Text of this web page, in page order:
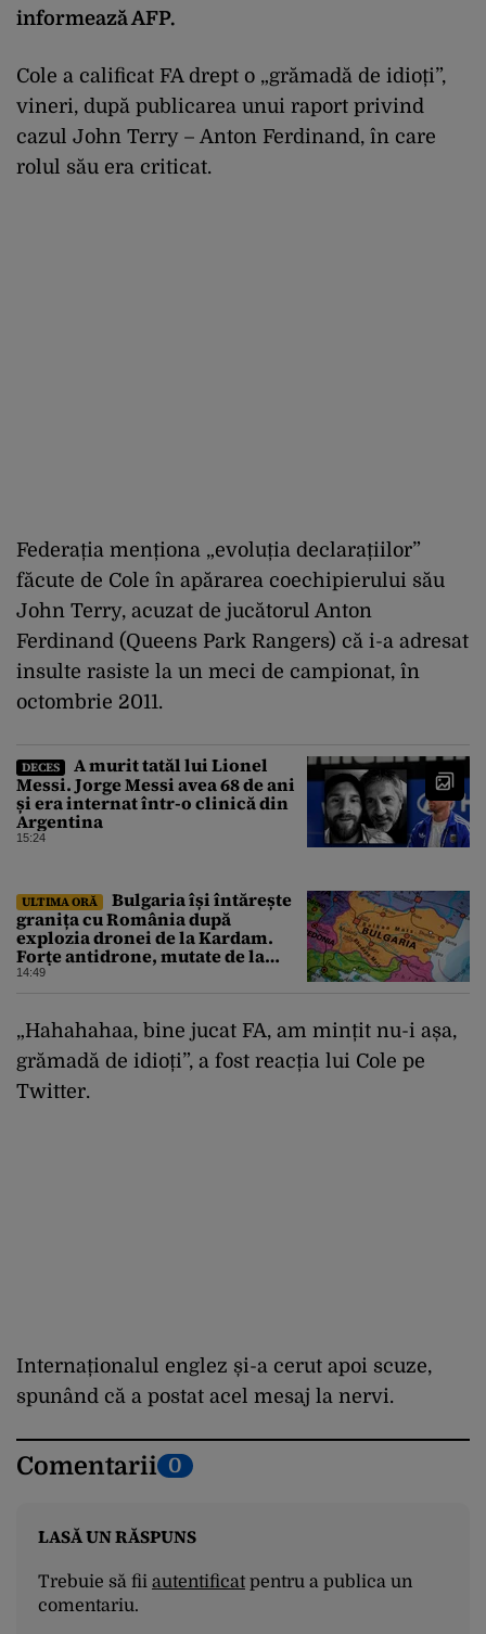
informează AFP.
Cole a calificat FA drept o „grămadă de idioți”,
vineri, după publicarea unui raport privind
cazul John Terry – Anton Ferdinand, în care
rolul său era criticat.
Federația menționa „evoluția declarațiilor”
făcute de Cole în apărarea coechipierului său
John Terry, acuzat de jucătorul Anton
Ferdinand (Queens Park Rangers) că i-a adresat
insulte rasiste la un meci de campionat, în
octombrie 2011.
DECES
A murit tatăl lui Lionel
Messi. Jorge Messi avea 68 de ani
și era internat într-o clinică din
Argentina
15:24
ULTIMA ORĂ
Bulgaria își întărește
granița cu România după
explozia dronei de la Kardam.
Forțe antidrone, mutate de la
frontiera cu Turcia
14:49
„Hahahahaa, bine jucat FA, am mințit nu-i așa,
grămadă de idioți”, a fost reacția lui Cole pe
Twitter.
Internaționalul englez și-a cerut apoi scuze,
spunând că a postat acel mesaj la nervi.
Comentarii 0
LASĂ UN RĂSPUNS
Trebuie să fii autentificatpentru a publica un
comentariu.